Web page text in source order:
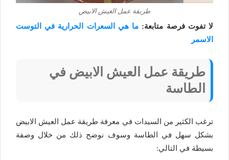
طريقة عمل العيش الابيض
لا تفوت فرصة متابعة: ما هي السعرات الحرارية في التوست
الاسمر
طريقة عمل العيش الابيض في
الطاسة
ترغب الكثير من السيدات في معرفة طريقة عمل العيش الابيض
بشكل سهل في الطاسة وسوف نوضح ذلك من خلال وصفة
بسيطة في التالي: